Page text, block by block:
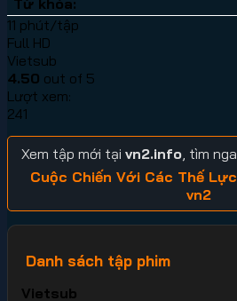
11 phút/tập
Full HD
Vietsub
4.50 out of 5
Lượt xem:
241
Xem tập mới tại vn2.info, tìm
Cuộc Chiến Với Các Thế
vn2
Danh sách tập phim
Vietsub